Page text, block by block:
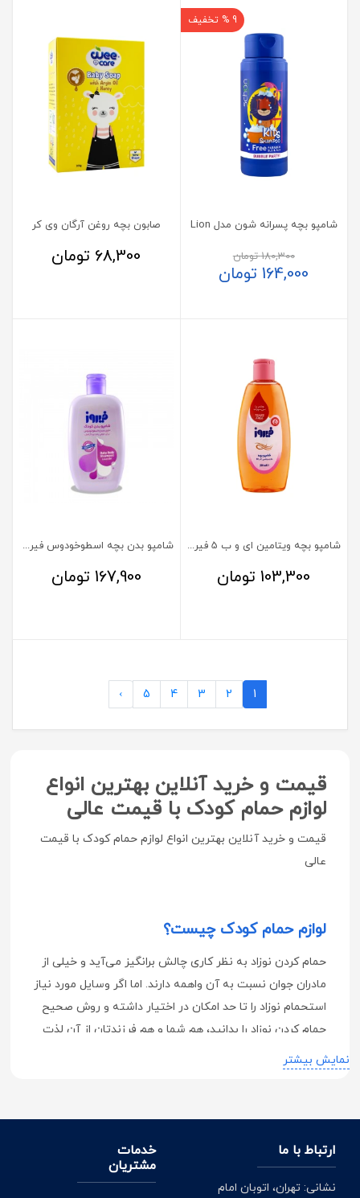
9 % تخفیف
شامپو بچه پسرانه شون مدل Lion
180,300تومان
164,000 تومان
صابون بچه روغن آرگان وی کر
68,300 تومان
شامپو بچه ویتامین ای و ب 5 فیروز 200 میلی لیتر
103,300 تومان
شامپو بدن بچه اسطوخودوس فیروز 300 میلی لیتر
167,900 تومان
1
2
3
4
5
›
قیمت و خرید آنلاین بهترین انواع
لوازم حمام کودک با قیمت عالی
قیمت و خرید آنلاین بهترین انواع لوازم حمام کودک با قیمت
عالی
لوازم حمام کودک چیست؟
حمام کردن نوزاد به نظر کاری چالش برانگیز می‌آید و خیلی از
مادران جوان نسبت به آن واهمه دارند. اما اگر وسایل مورد نیاز
استحمام نوزاد را تا حد امکان در اختیار داشته و روش صحیح
حمام کردن نوزاد را بدانید، هم شما و هم فرزندتان از آن لذت
خواهید برد. حمام کردن نوزاد باعث می‌شود او بهتر شیر خورده
وسایل مورد نیاز برای حمام کردن نوزاد
1. پلاستیک یا زیر انداز ضد آب برای زیر وان و میزی که کودک
نمایش بیشتر
ارتباط با ما
نشانی: تهران، اتوبان امام
خدمات
مشتریان